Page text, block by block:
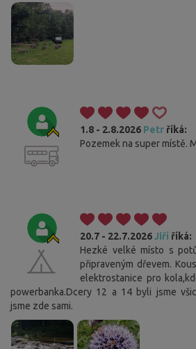
1.8 - 2.8.2026 Petr říká:
Pozemek na super místě.
20.7 - 22.7.2026Jiří říká:
Hezké velké místo s
připraveným dřevem.
elektrostanice pro
powerbanka.Dcery 12 a 14 byli jsme
jsme zde sami.